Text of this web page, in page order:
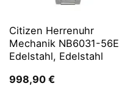
Citizen Herrenuhr
Mechanik NB6031-56E
Edelstahl, Edelstahl
998,90 €